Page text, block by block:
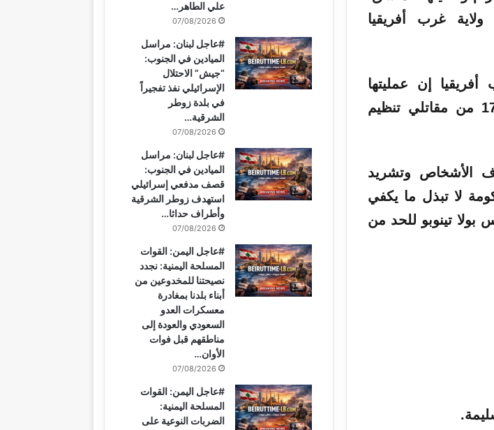
ولاية غرب أفريقيا
إن عمليتها
المشتركة مع الولايات المتحدة أسفرت عن مقتل 175 من مقاتلي تنظيم
الأشخاص وتشريد
لا تبذل ما يكفي
بولا تينوبو للحد من
س
ت
b
e
ا
م
علي الطاهر…
07/08/2026
#عاجل لبنان: مراسل
الميادين في الجنوب:
“جيش” الاحتلال
الإسرائيلي نفذ تفجيراً
في بلدة زوطر
الشرقية…
07/08/2026
#عاجل لبنان: مراسل
الميادين في الجنوب:
قصف مدفعي إسرائيلي
استهدف زوطر الشرقية
وأطراف حداثا…
07/08/2026
#عاجل اليمن: القوات
المسلحة اليمنية: نجدد
نصيحتنا للمخدوعين من
أبناء بلدنا بمغادرة
معسكرات العدو
السعودي والعودة إلى
مناطقهم قبل فوات
الأوان…
07/08/2026
#عاجل اليمن: القوات
المسلحة اليمنية:
الضربات النوعية على